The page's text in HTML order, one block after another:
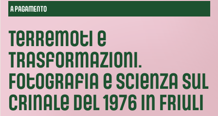
A PAGAMENTO
Terremoti e
Trasformazioni.
Fotografia e scienza sul
crinale del 1976 in Friuli